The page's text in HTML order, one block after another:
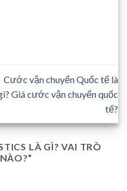
Cước vận chuyển Quốc tế là
Giá cước vận chuyển quốc
tế?
LÀ GÌ? VAI TRÒ
”